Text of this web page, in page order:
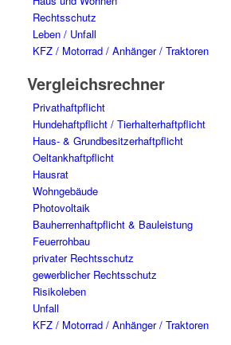
Rechtsschutz
Leben / Unfall
KFZ / Motorrad / Anhänger / Traktoren
Vergleichsrechner
Privathaftpflicht
Hundehaftpflicht / Tierhalterhaftpflicht
Haus- & Grundbesitzerhaftpflicht
Oeltankhaftpflicht
Hausrat
Wohngebäude
Photovoltaik
Bauherrenhaftpflicht & Bauleistung
Feuerrohbau
privater Rechtsschutz
gewerblicher Rechtsschutz
Risikoleben
Unfall
KFZ / Motorrad / Anhänger / Traktoren